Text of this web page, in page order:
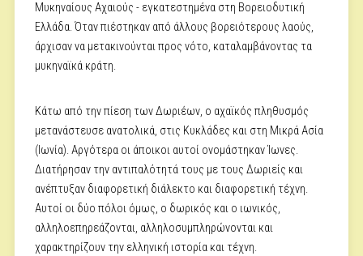
Μυκηναίους Αχαιούς - εγκατεστημένα στη Βορειοδυτική
Ελλάδα. Όταν πιέστηκαν από άλλους βορειότερους λαούς,
άρχισαν να μετακινούνται προς νότο, καταλαμβάνοντας τα
μυκηναϊκά κράτη.
Κάτω από την πίεση των Δωριέων, ο αχαϊκός πληθυσμός
μετανάστευσε ανατολικά, στις Κυκλάδες και στη Μικρά Ασία
(Ιωνία). Αργότερα οι άποικοι αυτοί ονομάστηκαν Ίωνες.
Διατήρησαν την αντιπαλότητά τους με τους Δωριείς και
ανέπτυξαν διαφορετική διάλεκτο και διαφορετική τέχνη.
Αυτοί οι δύο πόλοι όμως, ο δωρικός και ο ιωνικός,
αλληλοεπηρεάζονται, αλληλοσυμπληρώνονται και
χαρακτηρίζουν την ελληνική ιστορία και τέχνη.